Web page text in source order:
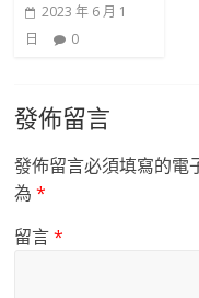
2023 年 6 月 1
日
0
發佈留言
發佈留言必須填寫的電
為*
留言*